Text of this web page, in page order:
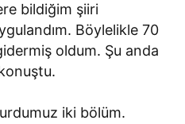
bildiğim şiiri
Böylelikle 70
oldum. Şu anda
iki bölüm.